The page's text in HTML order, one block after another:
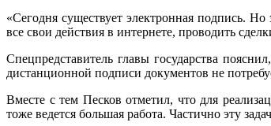
«Сегодня существует электронная подпись.
все свои действия в интернете, проводить
Спецпредставитель главы государства
дистанционной подписи документов не
Вместе с тем Песков отметил, что для
тоже ведется большая работа. Частично эту